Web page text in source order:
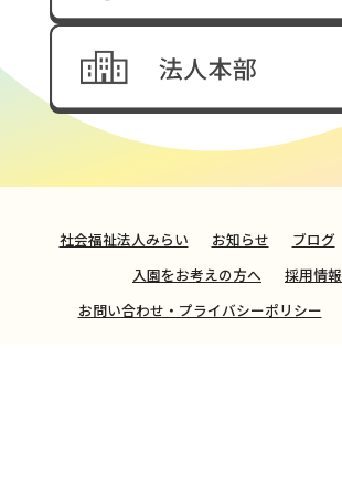
社会福祉法人みらい お知らせ ブログ
入園をお考えの方へ
採用情報
お問い合わせ・プライバシーポリシー